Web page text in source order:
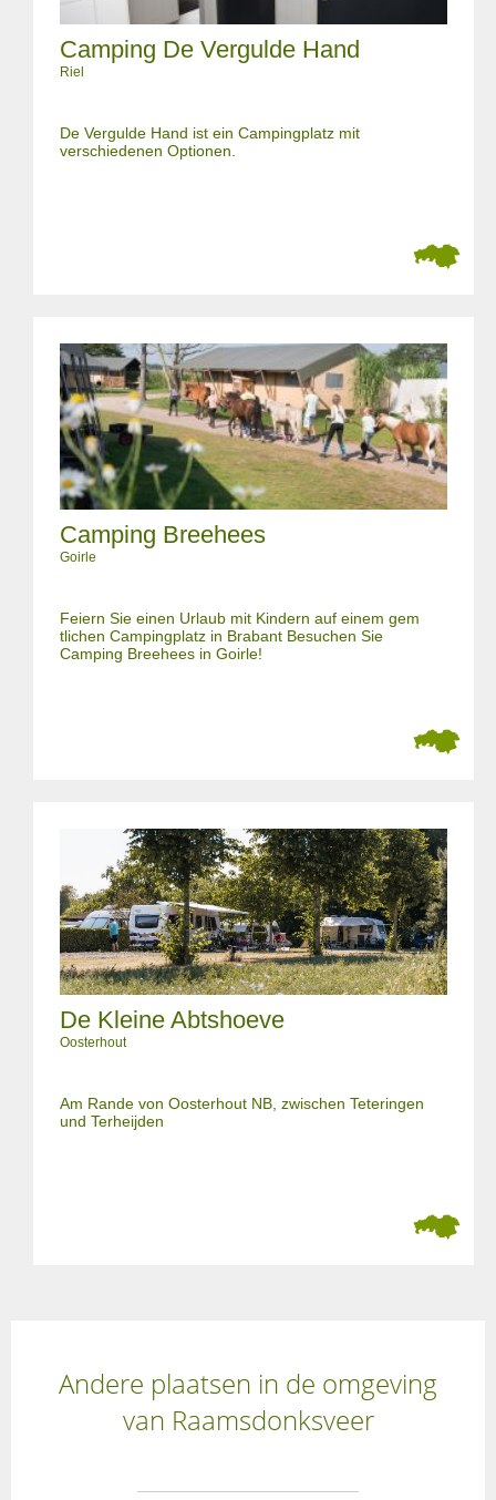
Camping De Vergulde Hand
Riel
De Vergulde Hand ist ein Campingplatz mit
verschiedenen Optionen.
Camping Breehees
Goirle
Feiern Sie einen Urlaub mit Kindern auf einem gem
tlichen Campingplatz in Brabant Besuchen Sie
Camping Breehees in Goirle!
De Kleine Abtshoeve
Oosterhout
Am Rande von Oosterhout NB, zwischen Teteringen
und Terheijden
Andere plaatsen in de omgeving
van Raamsdonksveer